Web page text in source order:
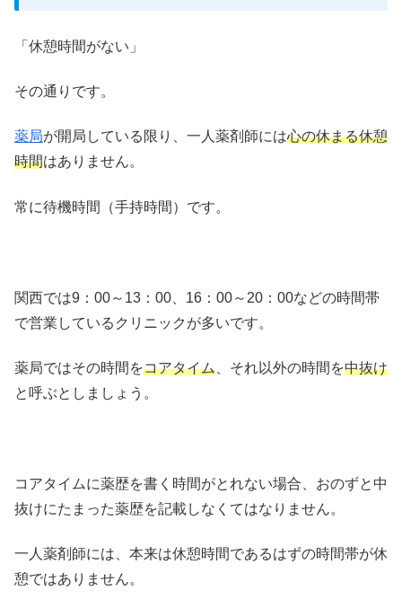
「休憩時間がない」
その通りです。
薬局が開局している限り、一人薬剤師には心の休まる休憩
時間はありません。
常に待機時間（手持時間）です。
関西では9：00～13：00、16：00～20：00などの時間帯
で営業しているクリニックが多いです。
薬局ではその時間をコアタイム 、それ以外の時間を中抜け
と呼ぶとしましょう。
コアタイムに薬歴を書く時間がとれない場合、おのずと中
抜けにたまった薬歴を記載しなくてはなりません。
一人薬剤師には、本来は休憩時間であるはずの時間帯が休
憩ではありません。